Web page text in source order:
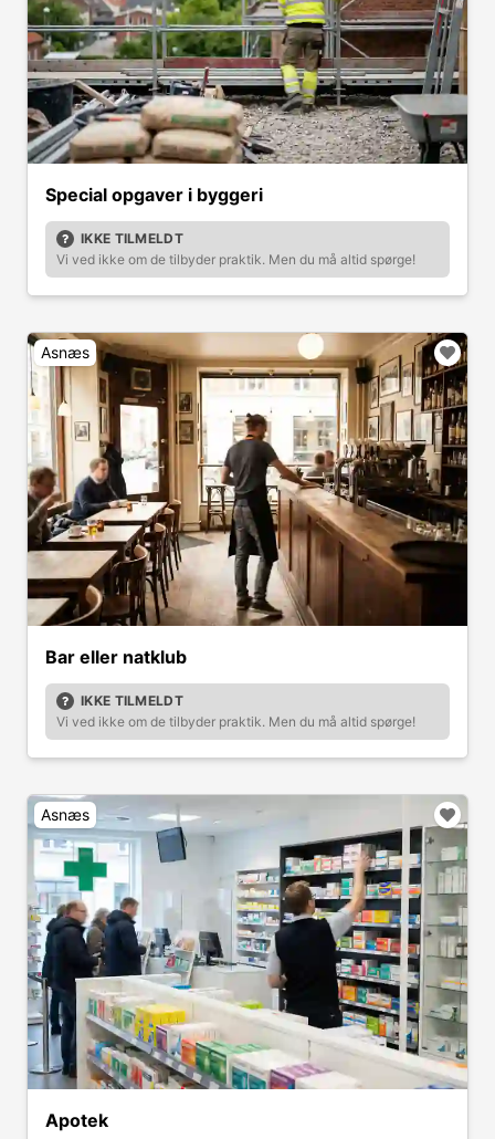
Special opgaver i byggeri
IKKE TILMELDT
Vi ved ikke om de tilbyder praktik. Men du må altid spørge!
Asnæs
Bar eller natklub
IKKE TILMELDT
Vi ved ikke om de tilbyder praktik. Men du må altid spørge!
Asnæs
Apotek